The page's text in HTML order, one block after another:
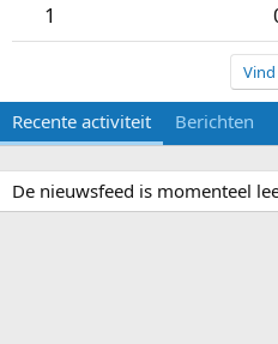
1
Vind
Recente activiteit Berichten
De nieuwsfeed is momenteel